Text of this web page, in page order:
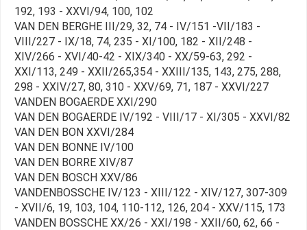
192, 193 - XXVI/94, 100, 102
VAN DEN BERGHE III/29, 32, 74 - IV/151 -VII/183 -
VIII/227 - IX/18, 74, 235 - XI/100, 182 - XII/248 -
XIV/266 - XVI/40-42 - XIX/340 - XX/59-63, 292 -
XXI/113, 249 - XXII/265,354 - XXIII/135, 143, 275, 288,
298 - XXIV/27, 80, 310 - XXV/69, 71, 187 - XXVI/227
VANDEN BOGAERDE XXI/290
VAN DEN BOGAERDE IV/192 - VIII/17 - XI/305 - XXVI/82
VAN DEN BON XXVI/284
VAN DEN BONNE IV/100
VAN DEN BORRE XIV/87
VAN DEN BOSCH XXV/86
VANDENBOSSCHE IV/123 - XIII/122 - XIV/127, 307-309
- XVII/6, 19, 103, 104, 110-112, 126, 204 - XXV/115, 173
VANDEN BOSSCHE XX/26 - XXI/198 - XXII/60, 62, 66 -